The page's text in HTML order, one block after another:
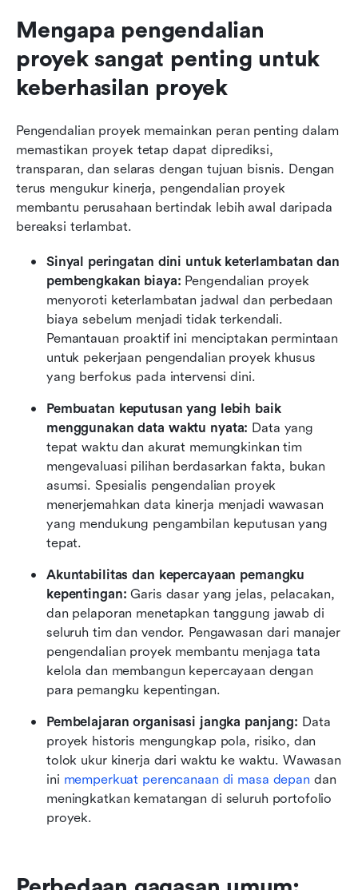
Mengapa pengendalian
proyek sangat penting untuk
keberhasilan proyek
Pengendalian proyek memainkan peran penting dalam
memastikan proyek tetap dapat diprediksi,
transparan, dan selaras dengan tujuan bisnis. Dengan
terus mengukur kinerja, pengendalian proyek
membantu perusahaan bertindak lebih awal daripada
bereaksi terlambat.
Sinyal peringatan dini untuk keterlambatan dan
pembengkakan biaya: Pengendalian proyek
menyoroti keterlambatan jadwal dan perbedaan
biaya sebelum menjadi tidak terkendali.
Pemantauan proaktif ini menciptakan permintaan
untuk pekerjaan pengendalian proyek khusus
yang berfokus pada intervensi dini.
Pembuatan keputusan yang lebih baik
menggunakan data waktu nyata: Data yang
tepat waktu dan akurat memungkinkan tim
mengevaluasi pilihan berdasarkan fakta, bukan
asumsi. Spesialis pengendalian proyek
menerjemahkan data kinerja menjadi wawasan
yang mendukung pengambilan keputusan yang
tepat.
Akuntabilitas dan kepercayaan pemangku
kepentingan: Garis dasar yang jelas, pelacakan,
dan pelaporan menetapkan tanggung jawab di
seluruh tim dan vendor. Pengawasan dari manajer
pengendalian proyek membantu menjaga tata
kelola dan membangun kepercayaan dengan
para pemangku kepentingan.
Pembelajaran organisasi jangka panjang: Data
proyek historis mengungkap pola, risiko, dan
tolok ukur kinerja dari waktu ke waktu. Wawasan
ini memperkuat perencanaan di masa depan dan
meningkatkan kematangan di seluruh portofolio
proyek.